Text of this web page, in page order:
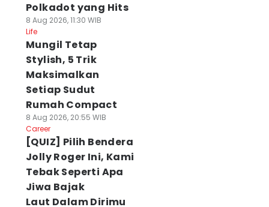
Polkadot yang Hits
8 Aug 2026, 11:30 WIB
Life
Mungil Tetap
Stylish, 5 Trik
Maksimalkan
Setiap Sudut
Rumah Compact
8 Aug 2026, 20:55 WIB
Career
[QUIZ] Pilih Bendera
Jolly Roger Ini, Kami
Tebak Seperti Apa
Jiwa Bajak
Laut Dalam Dirimu